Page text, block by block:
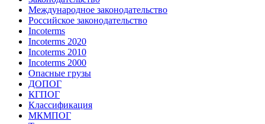
Международное законодательство
Российское законодательство
Incoterms
Incoterms 2020
Incoterms 2010
Incoterms 2000
Опасные грузы
ДОПОГ
КГПОГ
Классификация
МКМПОГ